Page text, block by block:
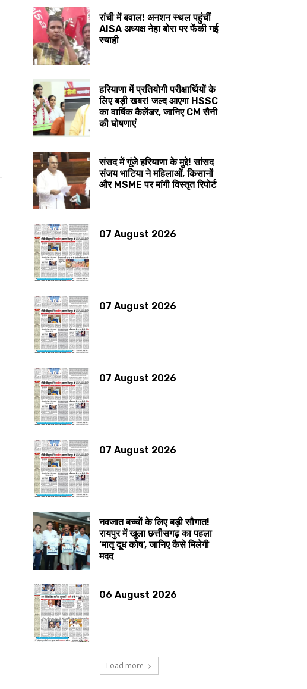
रांची में बवाल! अनशन स्थल पहुंचीं
AISA अध्यक्ष नेहा बोरा पर फेंकी गई
स्याही
हरियाणा में प्रतियोगी परीक्षार्थियों के
लिए बड़ी खबर! जल्द आएगा HSSC
का वार्षिक कैलेंडर, जानिए CM सैनी
की घोषणाएं
संसद में गूंजे हरियाणा के मुद्दे! सांसद
संजय भाटिया ने महिलाओं, किसानों
और MSME पर मांगी विस्तृत रिपोर्ट
07 August 2026
07 August 2026
07 August 2026
07 August 2026
नवजात बच्चों के लिए बड़ी सौगात!
रायपुर में खुला छत्तीसगढ़ का पहला
‘मातृ दूध कोष’, जानिए कैसे मिलेगी
मदद
06 August 2026
Load more